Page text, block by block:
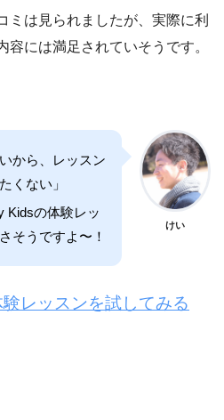
ミは見られましたが、実際に利
容には満足されていそうです。
から、レッスン
くない」
Kidsの体験レッ
そうですよ〜！
けい
レッスンを試してみる